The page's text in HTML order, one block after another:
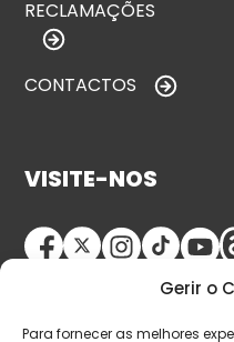
Gerir o
Para fornecer as melhores
RECLAMAÇÕES
CONTACTOS
VISITE-NOS